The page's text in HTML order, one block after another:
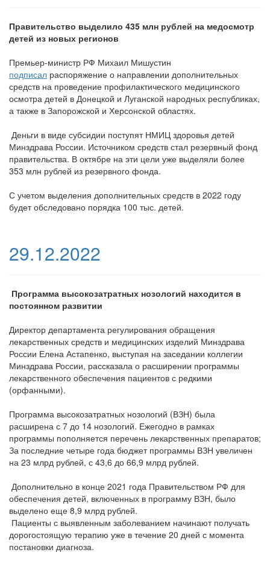
Правительство выделило 435 млн рублей на медосмотр
детей из новых регионов
Премьер-министр РФ Михаил Мишустин
подписал распоряжение о направлении дополнительных
средств на проведение профилактического медицинского
осмотра детей в Донецкой и Луганской народных республиках,
а также в Запорожской и Херсонской областях.
Деньги в виде субсидии поступят НМИЦ здоровья детей
Минздрава России. Источником средств стал резервный фонд
правительства. В октябре на эти цели уже выделяли более
353 млн рублей из резервного фонда.
С учетом выделения дополнительных средств в 2022 году
будет обследовано порядка 100 тыс. детей.
29.12.2022
Программа высокозатратных нозологий находится в
постоянном развитии
Директор департамента регулирования обращения
лекарственных средств и медицинских изделий Минздрава
России Елена Астапенко, выступая на заседании коллегии
Минздрава России, рассказала о расширении программы
лекарственного обеспечения пациентов с редкими
(орфанными).
Программа высокозатратных нозологий (ВЗН) была
расширена с 7 до 14 нозологий. Ежегодно в рамках
программы пополняется перечень лекарственных препаратов;
За последние четыре года бюджет программы ВЗН увеличен
на 23 млрд рублей, с 43,6 до 66,9 млрд рублей.
Дополнительно в конце 2021 года Правительством РФ для
обеспечения детей, включенных в программу ВЗН, было
выделено еще 8,9 млрд рублей.
Пациенты с выявленным заболеванием начинают получать
дорогостоящую терапию уже в течение 20 дней с момента
постановки диагноза.